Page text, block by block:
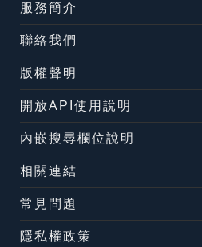
服務簡介
聯絡我們
版權聲明
開放API使用說明
內嵌搜尋欄位說明
相關連結
常見問題
隱私權政策